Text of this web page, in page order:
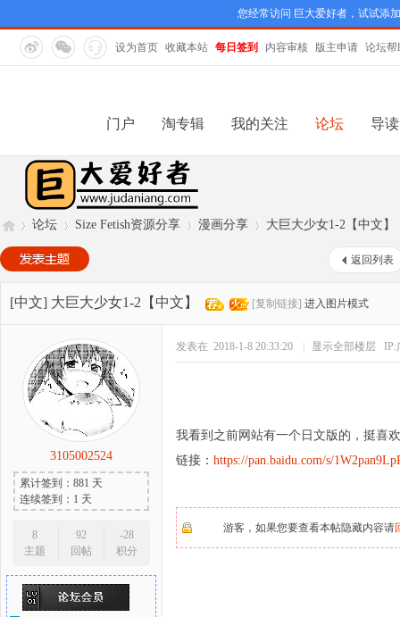
您经常访问 巨大爱好者，试试添
设为首页 收藏本站 每日签到 内容审核 版主申请 论坛帮
门户 淘专辑 我的关注 论坛 导读
巨 »
论坛
›
Size Fetish资源分享
›
漫画分享
›
大巨大少女1-2【中文】
返回列表
[中文] 大巨大少女1-2【中文】 [复制链接] 进入图片模式
3105002524
累计签到：881 天
连续签到：1 天
8
主题
92
回帖
-28
积分
发表在 2018-1-8 20:33:20 显示全部楼层
我看到之前网站有一个日文版的，挺喜
链接： https://pan.baidu.com/s/
游客，如果您要查看本帖隐藏内容请